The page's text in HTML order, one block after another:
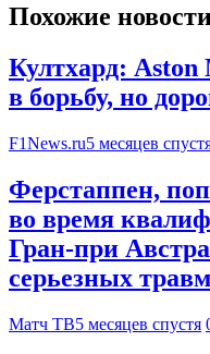
Похожие
Култхард:
в борьбу, но
F1News.ru5 месяцев
Ферстаппен,
во время
Гран‑при
серьезных травм
Матч ТВ5 месяцев спустя